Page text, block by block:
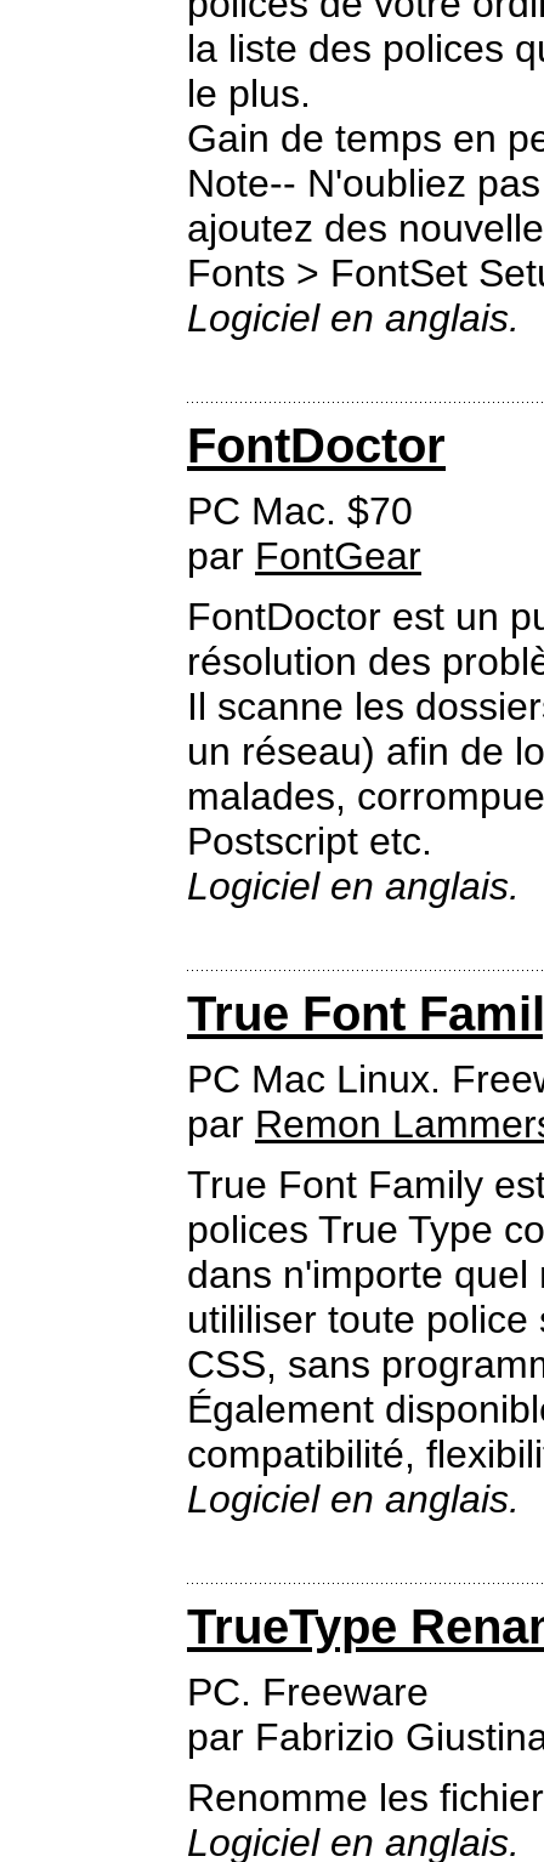
la liste des polices
le plus.
Gain de temps en
Note-- N'oubliez
ajoutez des
Fonts > FontSet
Logiciel en anglais.
FontDoctor
PC Mac. $70
par FontGear
FontDoctor est un
résolution des
Il scanne les
un réseau) afin de
malades,
Postscript etc.
Logiciel en anglais.
True Font
PC Mac Linux.
par Remon
True Font Family
polices True Type
dans n'importe quel
utililiser toute
CSS, sans
Également
compatibilité,
Logiciel en anglais.
TrueType
PC. Freeware
par Fabrizio
Renomme les
Logiciel en anglais.